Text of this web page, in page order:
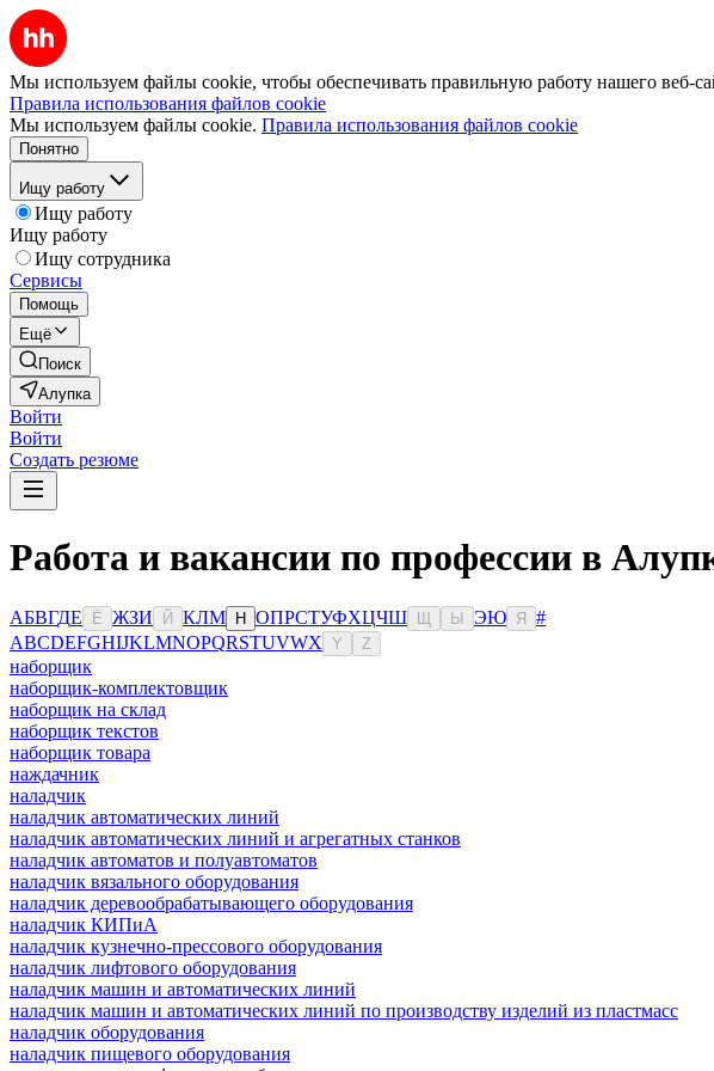
Мы используем файлы cookie, чтобы обеспечивать правильную работу нашего веб-
Правила использования файлов cookie
Мы используем файлы cookie. Правила использования файлов cookie
Понятно
Ищу работу
Ищу работу
Ищу работу
Ищу сотрудника
Сервисы
Помощь
Ещё
Поиск
Алупка
Войти
Войти
Создать резюме
Работа и вакансии по профессии в
АБВГДЕ Ё ЖЗИ Й КЛМ Н ОПРСТУФХЦЧШ Ы ЭЮ Я
#
ABCDEFGHIJKLMNOPQRSTUVWX Y Z
наборщик
наборщик-комплектовщик
наборщик на склад
наборщик текстов
наборщик товара
наждачник
наладчик
наладчик автоматических линий
наладчик автоматических линий и агрегатных станков
наладчик автоматов и полуавтоматов
наладчик вязального оборудования
наладчик деревообрабатывающего оборудования
наладчик КИПиА
наладчик кузнечно-прессового оборудования
наладчик лифтового оборудования
наладчик машин и автоматических линий
наладчик машин и автоматических линий по производству изделий из пластмасс
наладчик оборудования
наладчик пищевого оборудования